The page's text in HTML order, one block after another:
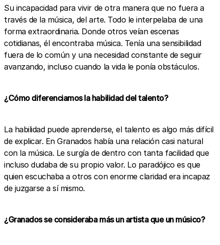
Su incapacidad para vivir de otra manera que no fuera a
través de la música, del arte. Todo le interpelaba de una
forma extraordinaria. Donde otros veían escenas
cotidianas, él encontraba música. Tenía una sensibilidad
fuera de lo común y una necesidad constante de seguir
avanzando, incluso cuando la vida le ponía obstáculos.
¿Cómo diferenciamos la habilidad del talento?
La habilidad puede aprenderse, el talento es algo más difícil
de explicar. En Granados había una relación casi natural
con la música. Le surgía de dentro con tanta facilidad que
incluso dudaba de su propio valor. Lo paradójico es que
quien escuchaba a otros con enorme claridad era incapaz
de juzgarse a sí mismo.
¿Granados se consideraba más un artista que un músico?